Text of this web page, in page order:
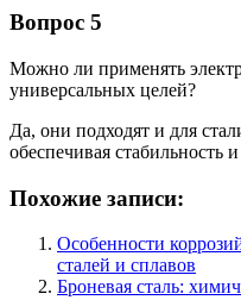
Вопрос 5
Можно ли применять
универсальных целей?
Да, они подходят и для
обеспечивая стабильность
Похожие записи:
Особенности
сталей и сплавов
Броневая сталь: